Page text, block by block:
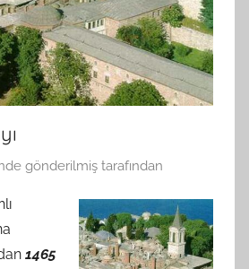
gönderilmiş tarafından
1465